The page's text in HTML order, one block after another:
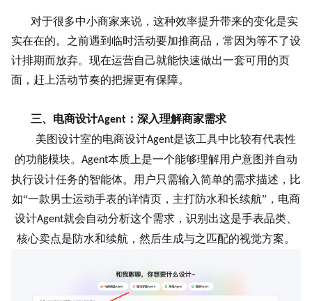
对于很多中小商家来说，这种效率提升带来的变化是实
实在在的。之前遇到临时活动要加推商品，常因为等不了设
计排期而放弃。现在运营自己就能快速做出一套可用的页
面，赶上活动节奏的把握更有保障。
三、电商设计Agent ：深入理解商家需求
美图设计室的电商设计Agent是该工具中比较有代表性
的功能模块。 Agent本质上是一个能够理解用户意图并自动
执行设计任务的智能体。用户只需输入简单的需求描述，比
如“一款男士运动手表的详情页，主打防水和长续航”，电商
设计Agent就会自动分析这个需求，识别出这是手表品类、
核心卖点是防水和续航，然后生成与之匹配的视觉方案。